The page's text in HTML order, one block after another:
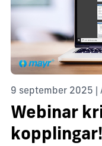
9 september 2025 |
Webinar
kopplingar!